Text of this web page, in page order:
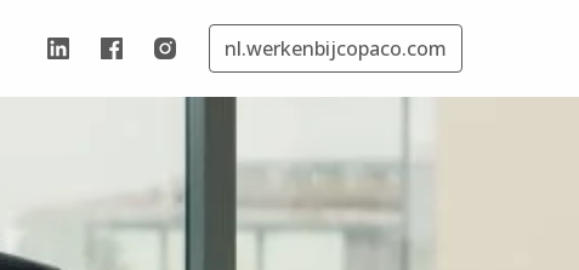
nl.werkenbijcopaco.com